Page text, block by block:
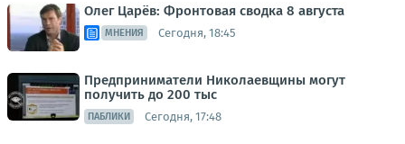
Олег Царёв: Фронтовая сводка 8 августа
МНЕНИЯ Сегодня, 18:45
Предприниматели Николаевщины могут
получить до 200 тыс
ПАБЛИКИ Сегодня, 17:48